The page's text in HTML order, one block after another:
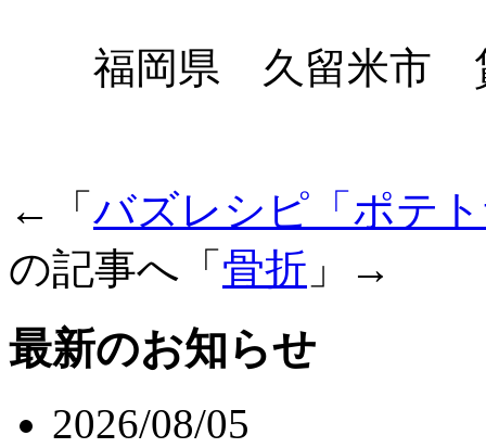
福岡県 久留米市
←「 バズレシピ「ポテ
の記事へ「 骨折 」→
最新のお知らせ
2026/08/05